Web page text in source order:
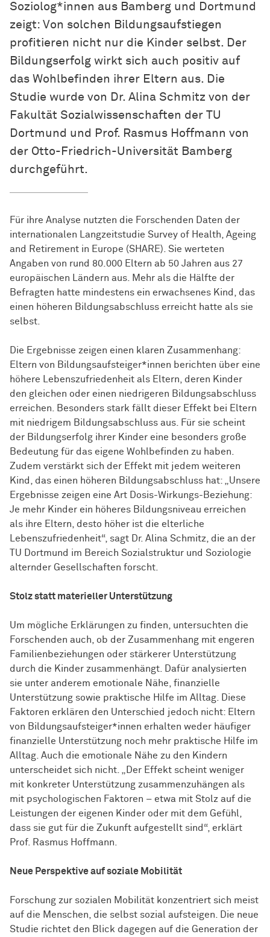
Soziolog*innen aus Bamberg und Dortmund
zeigt: Von solchen Bildungsaufstiegen
profitieren nicht nur die Kinder selbst. Der
Bildungserfolg wirkt sich auch positiv auf
das Wohlbefinden ihrer Eltern aus. Die
Studie wurde von Dr. Alina Schmitz von der
Fakultät Sozialwissenschaften der TU
Dortmund und Prof. Rasmus Hoffmann von
der Otto-Friedrich-Universität Bamberg
durchgeführt.
Für ihre Analyse nutzten die Forschenden Daten der
internationalen Langzeitstudie Survey of Health, Ageing
and Retirement in Europe (SHARE). Sie werteten
Angaben von rund 80.000 Eltern ab 50 Jahren aus 27
europäischen Ländern aus. Mehr als die Hälfte der
Befragten hatte mindestens ein erwachsenes Kind, das
einen höheren Bildungsabschluss erreicht hatte als sie
selbst.
Die Ergebnisse zeigen einen klaren Zusammenhang:
Eltern von Bildungsaufsteiger*innen berichten über eine
höhere Lebenszufriedenheit als Eltern, deren Kinder
den gleichen oder einen niedrigeren Bildungsabschluss
erreichen. Besonders stark fällt dieser Effekt bei Eltern
mit niedrigem Bildungsabschluss aus. Für sie scheint
der Bildungserfolg ihrer Kinder eine besonders große
Bedeutung für das eigene Wohlbefinden zu haben.
Zudem verstärkt sich der Effekt mit jedem weiteren
Kind, das einen höheren Bildungsabschluss hat: „Unsere
Ergebnisse zeigen eine Art Dosis-Wirkungs-Beziehung:
Je mehr Kinder ein höheres Bildungsniveau erreichen
als ihre Eltern, desto höher ist die elterliche
Lebenszufriedenheit“, sagt Dr. Alina Schmitz, die an der
TU Dortmund im Bereich Sozialstruktur und Soziologie
alternder Gesellschaften forscht.
Stolz statt materieller Unterstützung
Um mögliche Erklärungen zu finden, untersuchten die
Forschenden auch, ob der Zusammenhang mit engeren
Familienbeziehungen oder stärkerer Unterstützung
durch die Kinder zusammenhängt. Dafür analysierten
sie unter anderem emotionale Nähe, finanzielle
Unterstützung sowie praktische Hilfe im Alltag. Diese
Faktoren erklären den Unterschied jedoch nicht: Eltern
von Bildungsaufsteiger*innen erhalten weder häufiger
finanzielle Unterstützung noch mehr praktische Hilfe im
Alltag. Auch die emotionale Nähe zu den Kindern
unterscheidet sich nicht. „Der Effekt scheint weniger
mit konkreter Unterstützung zusammenzuhängen als
mit psychologischen Faktoren – etwa mit Stolz auf die
Leistungen der eigenen Kinder oder mit dem Gefühl,
dass sie gut für die Zukunft aufgestellt sind“, erklärt
Prof. Rasmus Hoffmann.
Neue Perspektive auf soziale Mobilität
Forschung zur sozialen Mobilität konzentriert sich meist
auf die Menschen, die selbst sozial aufsteigen. Die neue
Studie richtet den Blick dagegen auf die Generation der